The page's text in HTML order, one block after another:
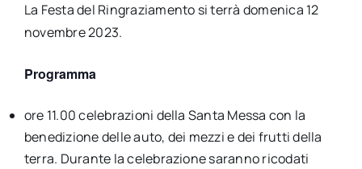
La Festa del Ringraziamento si terrà domenica 12
novembre 2023.
Programma
ore 11.00 celebrazioni della Santa Messa con la
benedizione delle auto, dei mezzi e dei frutti della
terra. Durante la celebrazione saranno ricodati